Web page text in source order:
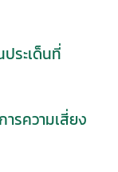
ระเด็นที่
รความเสี่ยง